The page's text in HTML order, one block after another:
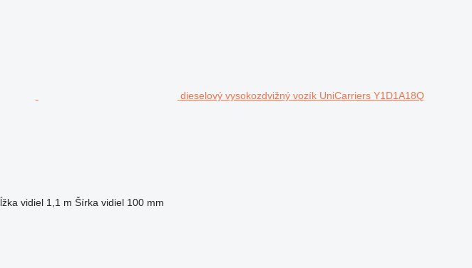
dieselový vysokozdvižný vozík UniCarriers Y1D1A18Q
vidiel 1,1 m Šírka vidiel 100 mm